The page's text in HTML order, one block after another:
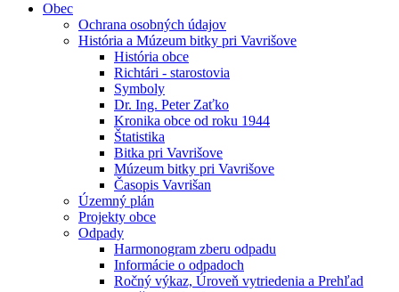
Obec
Ochrana osobných údajov
História a Múzeum bitky pri Vavrišove
História obce
Richtári - starostovia
Symboly
Dr. Ing. Peter Zaťko
Kronika obce od roku 1944
Štatistika
Bitka pri Vavrišove
Múzeum bitky pri Vavrišove
Časopis Vavrišan
Územný plán
Projekty obce
Odpady
Harmonogram zberu odpadu
Informácie o odpadoch
Ročný výkaz, Úroveň vytriedenia a Prehľad